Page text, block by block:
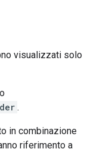
visualizzati solo
o
.
in combinazione
riferimento a